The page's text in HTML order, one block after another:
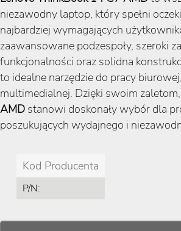
niezawodny laptop, który spełni
najbardziej wymagających
zaawansowane podzespoły, szeroki
funkcjonalności oraz solidna
to idealne narzędzie do pracy
multimedialnej. Dzięki swoim zaletom,
AMD stanowi doskonały wybór dla
poszukujących wydajnego i
Kod Producenta
P/N: